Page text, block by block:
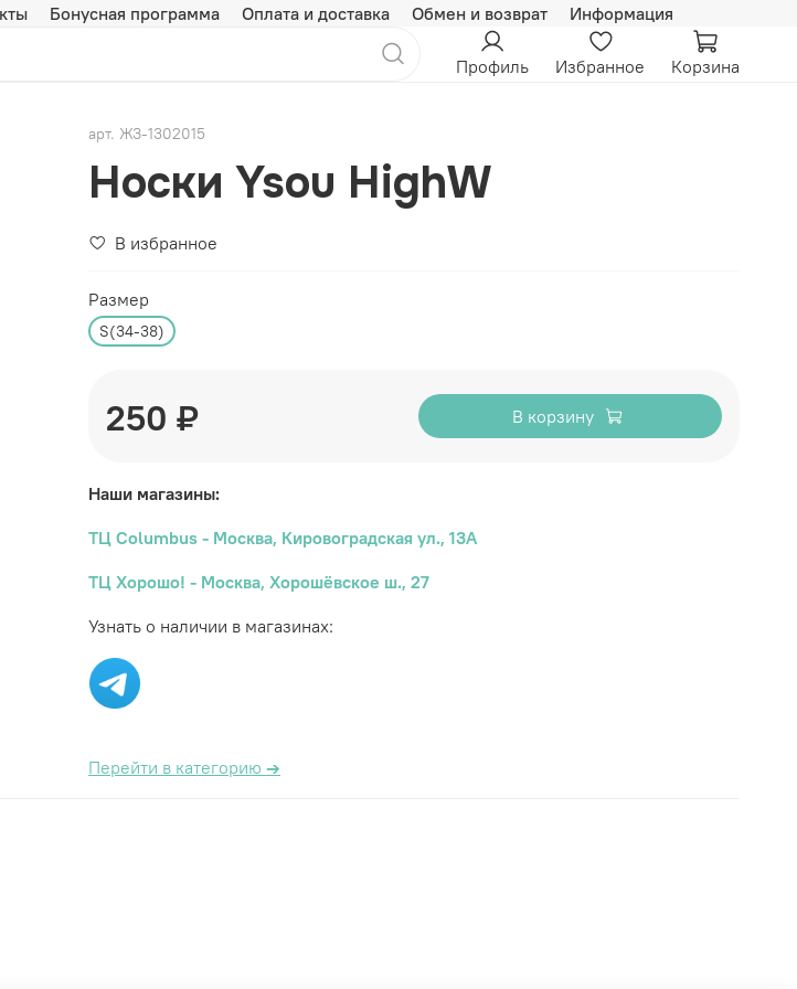
Бонусная программа Оплата и доставка Обмен и возврат Информация
Профиль Избранное
Корзина
арт. ЖЗ-1302015
Носки Ysou HighW
В избранное
Размер
S(34-38)
250 ₽ В корзину
Наши магазины:
ТЦ Columbus - Москва, Кировоградская ул., 13А
ТЦ Хорошо! - Москва, Хорошёвское ш., 27
Узнать о наличии в магазинах:
Перейти в категорию →